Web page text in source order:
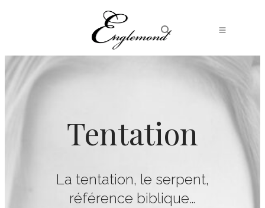
Tentation
La tentation, le serpent,
référence biblique…